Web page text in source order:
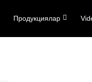
Продукциялар